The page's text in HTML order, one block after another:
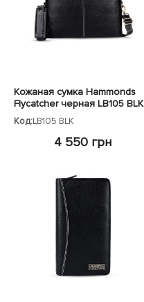
Показать все
Показать все
ЧЕХЛЫ ДЛЯ НОУТБУКОВ
Показать все
Кожаная сумка Hammonds
Flycatcher черная LB105 BLK
Код:LB105 BLK
4 550 грн